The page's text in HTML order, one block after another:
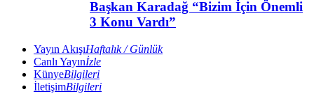
Başkan Karadağ “Bizim İçin Önemli
3 Konu Vardı”
Yayın AkışıHaftalık / Günlük
Canlı Yayınİzle
KünyeBilgileri
İletişimBilgileri